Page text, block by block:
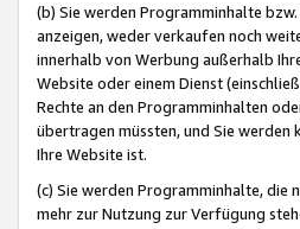
(b) Sie werden Programminhalte
anzeigen, weder verkaufen noch
innerhalb von Werbung außerhalb
Website oder einem Dienst
Rechte an den Programminhalten
übertragen müssten, und Sie
Ihre Website ist.
(c) Sie werden Programminhalte, die
mehr zur Nutzung zur Verfügung